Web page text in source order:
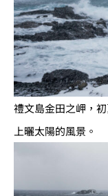
禮文島金田之岬，
上曬太陽的風景。